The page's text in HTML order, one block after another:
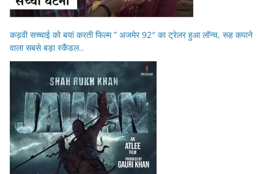
कड़वी सच्चाई को बयां करती फिल्म ” अजमेर 92″ का ट्रेलर हुआ लॉन्च, रूह कपाने
वाला सबसे बड़ा स्कैंडल..